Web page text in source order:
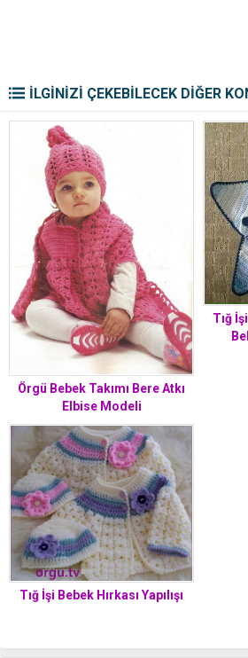
İLGİNİZİ ÇEKEBİLECEK DİĞER
Örgü Bebek Takımı Bere Atkı
Elbise Modeli
Tığ
Tığ İşi Bebek Hırkası Yapılışı